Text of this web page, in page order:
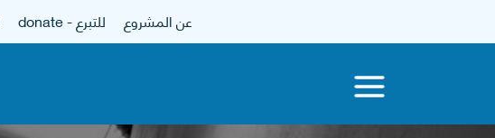
عن المشروع للتبرع - donate